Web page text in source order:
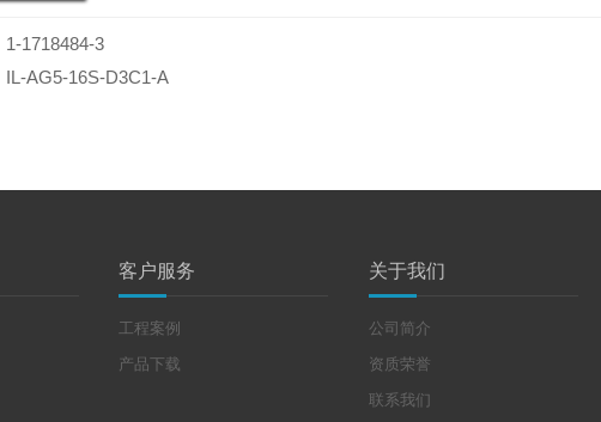
1-1718484-3
IL-AG5-16S-D3C1-A
客户服务
工程案例
产品下载
关于我们
公司简介
资质荣誉
联系我们